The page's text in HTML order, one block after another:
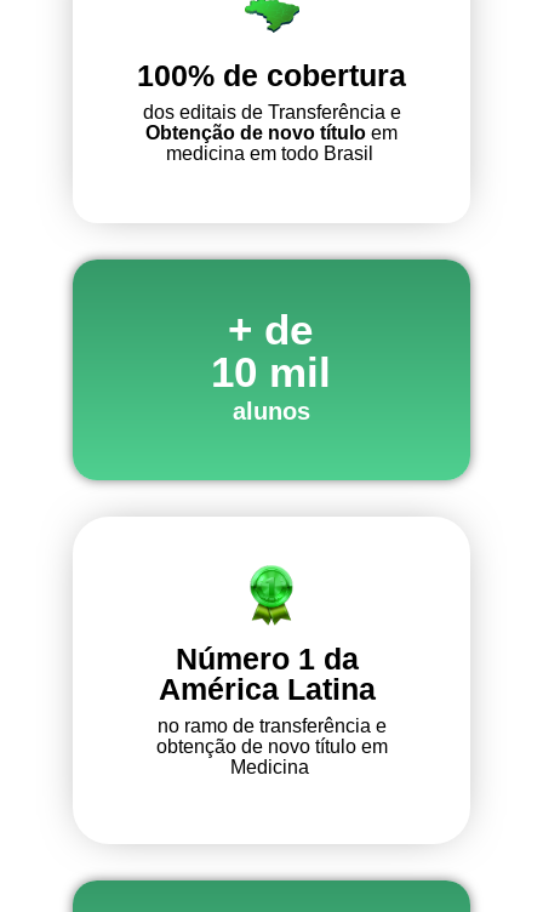
100% de cobertura
dos editais de Transferência e
Obtenção de novo título em
medicina em todo Brasil
+ de
10 mil
alunos
Número 1 da
América Latina
no ramo de transferência e
obtenção de novo título em
Medicina